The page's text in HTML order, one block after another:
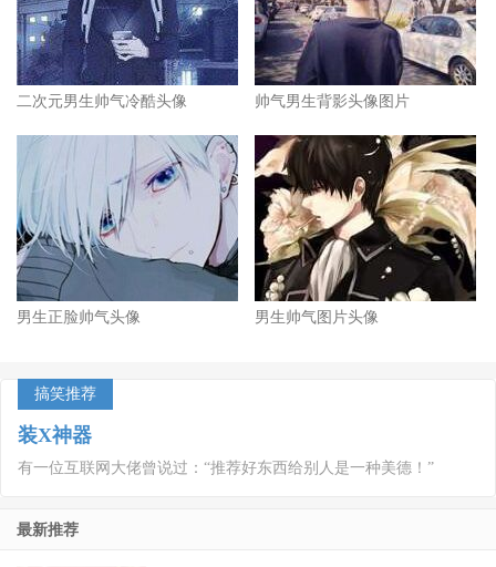
二次元男生帅气冷酷头像 帅气男生背影头像图片
男生正脸帅气头像 男生帅气图片头像
搞笑推荐
装X神器
有一位互联网大佬曾说过：“推荐好东西给别人是一种美德！”
最新推荐